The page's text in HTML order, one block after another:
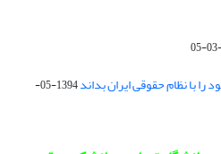
با نظام حقوقی ایران بداند
1394-05-